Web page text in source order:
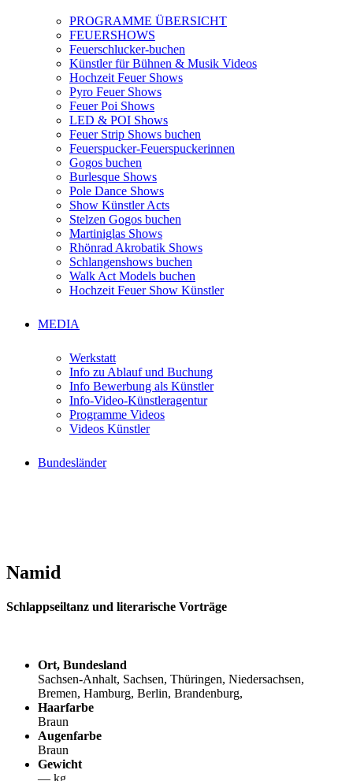
PROGRAMME ÜBERSICHT
FEUERSHOWS
Feuerschlucker-buchen
Künstler für Bühnen & Musik Videos
Hochzeit Feuer Shows
Pyro Feuer Shows
Feuer Poi Shows
LED & POI Shows
Feuer Strip Shows buchen
Feuerspucker-Feuerspuckerinnen
Gogos buchen
Burlesque Shows
Pole Dance Shows
Show Künstler Acts
Stelzen Gogos buchen
Martiniglas Shows
Rhönrad Akrobatik Shows
Schlangenshows buchen
Walk Act Models buchen
Hochzeit Feuer Show Künstler
MEDIA
Werkstatt
Info zu Ablauf und Buchung
Info Bewerbung als Künstler
Info-Video-Künstleragentur
Programme Videos
Videos Künstler
Bundesländer
Namid
Schlappseiltanz und literarische Vorträge
Ort, Bundesland
Sachsen-Anhalt, Sachsen, Thüringen, Niedersachsen,
Bremen, Hamburg, Berlin, Brandenburg,
Haarfarbe
Braun
Augenfarbe
Braun
Gewicht
— kg